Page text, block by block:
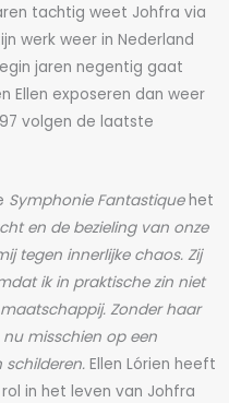
tachtig weet Johfra via
werk weer in Nederland
jaren negentig gaat
Ellen exposeren dan weer
volgen de laatste
Symphonie Fantastiquehet
en de bezieling van onze
tegen innerlijke chaos. Zij
ik in praktische zin niet
Zonder haar
misschien op een
schilderen. Ellen Lórien heeft
in het leven van Johfra